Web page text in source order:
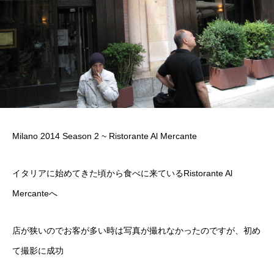
Milano 2014 Season 2 ~ Ristorante Al Mercante
イタリアに始めてきた頃から食べに来ているRistorante Al
Mercanteへ
店が狭いのでお客が多い時は写真が撮れなかったのですが、初め
て撮影に成功